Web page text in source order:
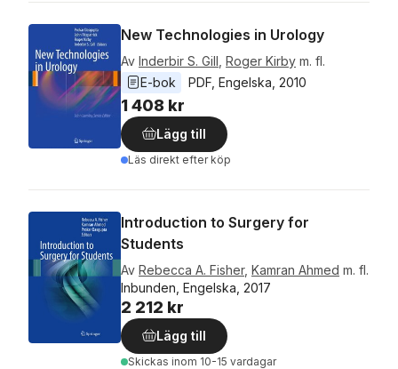
New Technologies in Urology
Av Inderbir S. Gill Roger Kirby m. fl.
E-bok
PDF Engelska 2010
1 408 kr
Lägg till
Läs direkt efter köp
Introduction to Surgery for
Students
Av Rebecca A. Fisher, Kamran Ahmed m. fl.
Inbunden, Engelska, 2017
2 212 kr
Lägg till
Skickas inom 10-15 vardagar